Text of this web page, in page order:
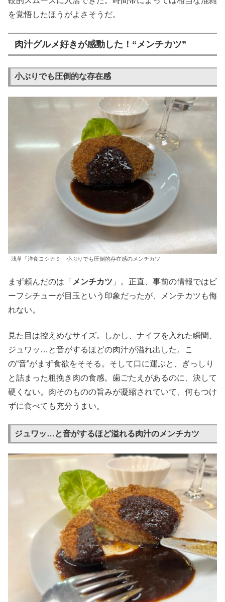
を覚悟したほうがよさそうだ。
肉汁グルメ好きが感動した！“メンチカツ”
小ぶりでも圧倒的な存在感
浅草「洋食ヨシカミ」小ぶりでも圧倒的存在感のメンチカツ
まず頼んだのは「 メンチカツ 」。正直、事前の情報ではビ
ーフシチューが目玉という印象だったが、メンチカツも侮
れない。
見た目は控えめなサイズ。しかし、ナイフを入れた瞬間、
ジュワッ…と音がするほどの肉汁が溢れ出した。こ
の“音”がまず食欲をそそる。そして口に運ぶと、ぎっしり
と詰まった粗挽き肉の食感。歯ごたえがあるのに、決して
硬くない。肉そのものの旨みが凝縮されていて、何もつけ
ずに食べても充分うまい。
ジュワッ…と音がするほど溢れる肉汁のメンチカツ